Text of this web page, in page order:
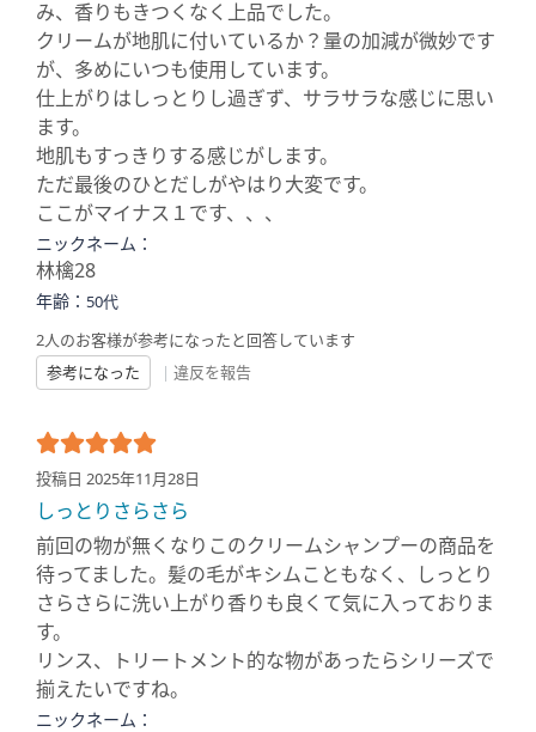
み、香りもきつくなく上品でした。
クリームが地肌に付いているか？量の加減が微妙です
が、多めにいつも使用しています。
仕上がりはしっとりし過ぎず、サラサラな感じに思い
ます。
地肌もすっきりする感じがします。
ただ最後のひとだしがやはり大変です。
ここがマイナス１です、、、
ニックネーム：
林檎28
年齢： 50代
2人のお客様が参考になったと回答しています
参考になった
| 違反を報告
投稿日 2025年11月28日
しっとりさらさら
前回の物が無くなりこのクリームシャンプーの商品を
待ってました。髪の毛がキシムこともなく、しっとり
さらさらに洗い上がり香りも良くて気に入っておりま
す。
リンス、トリートメント的な物があったらシリーズで
揃えたいですね。
ニックネーム：